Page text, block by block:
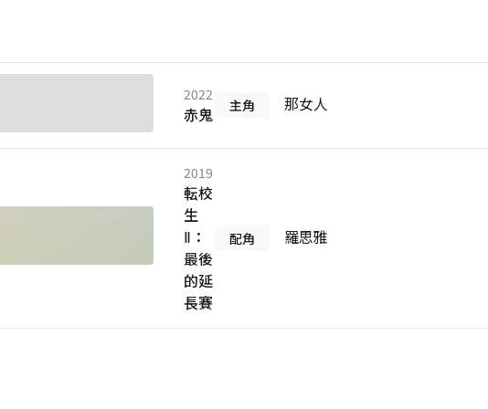
2022
赤鬼 主角 那女人
2019
転校
生
Ⅱ：
最後
的延
長賽
配角 羅思雅